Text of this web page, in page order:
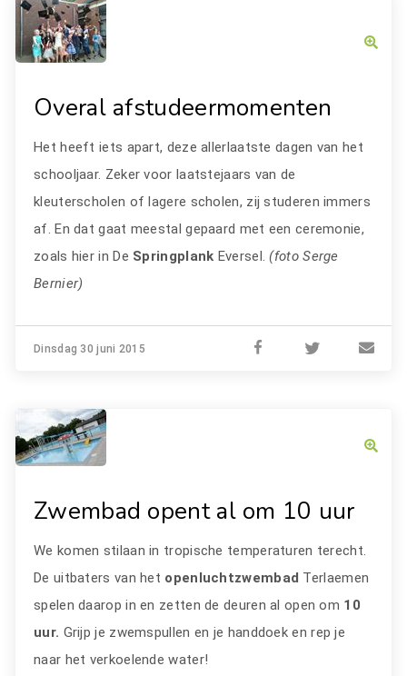
Overal afstudeermomenten
Het heeft iets apart, deze allerlaatste dagen van het
schooljaar. Zeker voor laatstejaars van de
kleuterscholen of lagere scholen, zij studeren immers
af. En dat gaat meestal gepaard met een ceremonie,
zoals hier in De Springplank Eversel.(foto Serge
Bernier)
Dinsdag 30 juni 2015
Zwembad opent al om 10 uur
We komen stilaan in tropische temperaturen terecht.
De uitbaters van het openluchtzwembad Terlaemen
spelen daarop in en zetten de deuren al open om 10
uur. Grijp je zwemspullen en je handdoek en rep je
naar het verkoelende water!